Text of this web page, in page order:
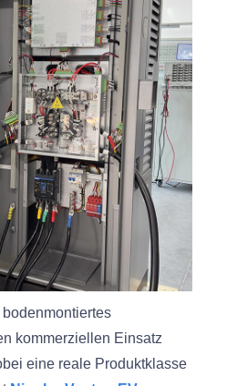
kommerziellen Einsatz
eine reale Produktklasse